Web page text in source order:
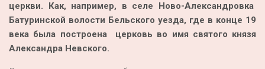
церкви. Как, например, в селе Ново-Александровка
Батуринской волости Бельского уезда, где в конце 19
века была построена церковь во имя святого князя
Александра Невского.